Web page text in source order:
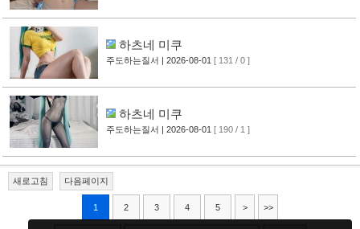
하츠네 미쿠
주도하는질서 | 2026-08-01 [ 131 / 0 ]
하츠네 미쿠
주도하는질서 | 2026-08-01 [ 190 / 1 ]
새로고침 다음페이지
1 2 3 4 5 > >>